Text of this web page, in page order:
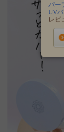
パー
UV
レビ